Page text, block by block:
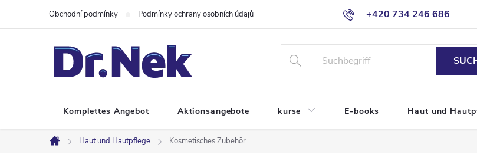
+420 734 246 686
Obchodní podmínky Podmínky ochrany osobních údajů
Komplettes Angebot Aktionsangebote kurse E-books Haut und
Startseite
Haut und Hautpflege Kosmetisches Zubehör